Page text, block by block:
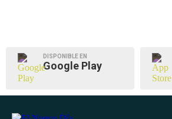
DISPONIBLE EN
Google Play